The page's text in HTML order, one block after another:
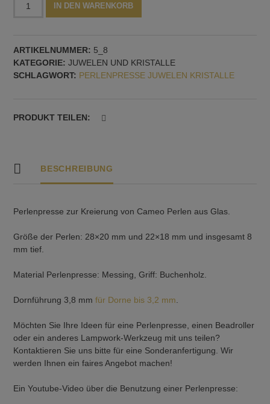
Menge
IN DEN WARENKORB
ARTIKELNUMMER: 5_8
KATEGORIE: JUWELEN UND KRISTALLE
SCHLAGWORT: PERLENPRESSE JUWELEN KRISTALLE
PRODUKT TEILEN:
BESCHREIBUNG
Perlenpresse zur Kreierung von Cameo Perlen aus Glas.
Größe der Perlen: 28×20 mm und 22×18 mm und insgesamt 8
mm tief.
Material Perlenpresse: Messing, Griff: Buchenholz.
Dornführung 3,8 mmfür Dorne bis 3,2 mm
Möchten Sie Ihre Ideen für eine Perlenpresse, einen Beadroller
oder ein anderes Lampwork-Werkzeug mit uns teilen?
Kontaktieren Sie uns bitte für eine Sonderanfertigung. Wir
werden Ihnen ein faires Angebot machen!
Ein Youtube-Video über die Benutzung einer Perlenpresse: